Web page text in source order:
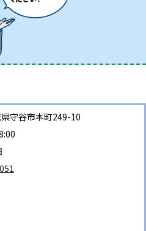
守谷市本町249-10